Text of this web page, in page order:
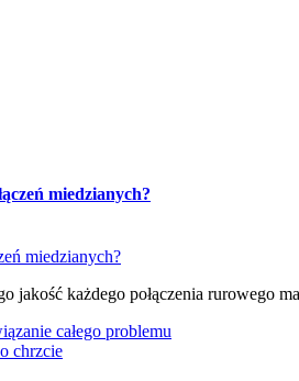
miedzianych?
jakość każdego połączenia rurowego
całego problemu
chrzcie